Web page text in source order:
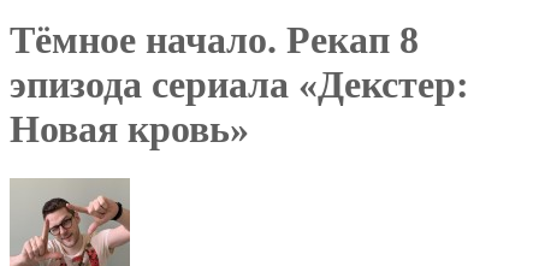
Тёмное начало. Рекап 8
эпизода сериала «Декстер:
Новая кровь»